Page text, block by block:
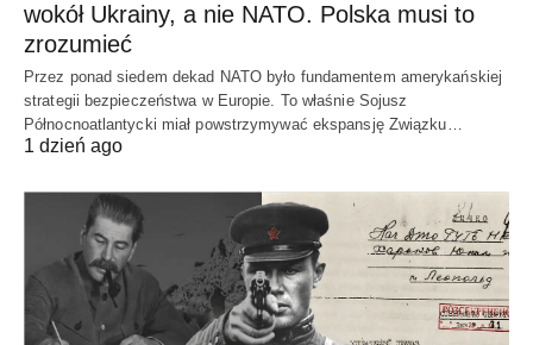
wokół Ukrainy, a nie NATO. Polska musi to
zrozumieć
Przez ponad siedem dekad NATO było fundamentem amerykańskiej
strategii bezpieczeństwa w Europie. To właśnie Sojusz
Północnoatlantycki miał powstrzymywać ekspansję Związku…
1 dzień ago